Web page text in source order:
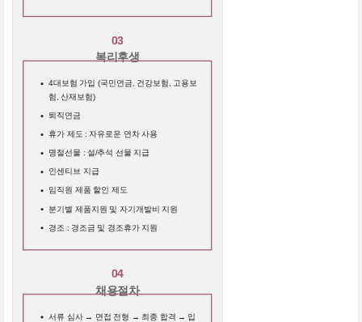
03
복리후생
4대보험 가입 (국민연금, 건강보험, 고용보
험, 산재보험)
퇴직연금
휴가 제도 : 자유로운 연차 사용
명절선물 : 설/추석 선물 지급
인센티브 지급
임직원 제품 할인 제도
분기별 제품지원 및 자기개발비 지원
경조 : 경조금 및 경조휴가 지원
04
채용절차
서류 심사 → 면접 전형 → 최종 합격 → 입